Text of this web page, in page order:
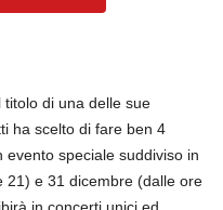
titolo di una delle sue
ha scelto di fare ben 4
evento speciale suddiviso in
21) e 31 dicembre (dalle ore